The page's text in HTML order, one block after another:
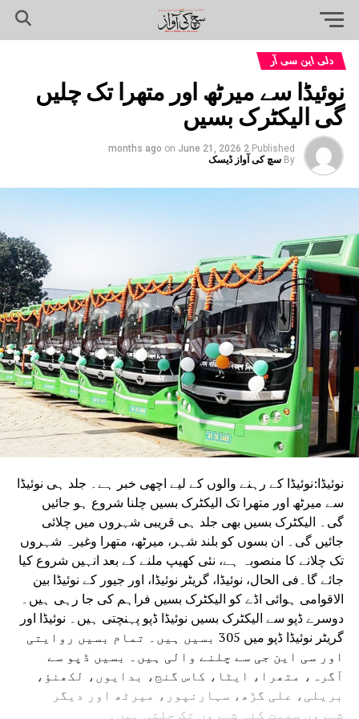
دلی این سی آر
نوئیڈا سے میرٹھ اور متھرا تک چلیں
گی الیکٹرک بسیں
Published
2 months ago
on June 21, 2026
By سچ کی آواز ڈیسک
نوئیڈا:نوئیڈا کے رہنے والوں کے لیے اچھی خبر ہے۔ جلد ہی نوئیڈا
سے میرٹھ اور متھرا تک الیکٹرک بسیں چلنا شروع ہو جائیں
گی۔ الیکٹرک بسیں بھی جلد ہی قریبی شہروں میں چلائی
جائیں گی۔ ان بسوں کو بلند شہر، میرٹھ، متھرا وغیرہ شہروں
تک چلانے کا منصوبہ ہے، نئی کھیپ ملنے کے بعد انہیں شروع کیا
جائے گا۔فی الحال، نوئیڈا، گریٹر نوئیڈا، اور جیور کے نوئیڈا بین
الاقوامی ہوائی اڈے کو الیکٹرک بسیں فراہم کی جا رہی ہیں۔
دوسرے ڈپو سے الیکٹرک بسیں نوئیڈا ڈپو پہنچتی ہیں۔ نوئیڈا اور
گریٹر نوئیڈا ڈپو میں 305 بسیں ہیں۔ تمام بسیں روایتی
اور سی این جی سے چلنے والی ہیں۔ بسیں ڈپو سے
آگرہ، متھرا، ایٹا، کاس گنج، بدایوں، لکھنؤ،
بریلی، علی گڑھ، سہارنپور، میرٹھ اور دیگر
شہروں سمیت کئی شہروں تک چلتی ہیں۔